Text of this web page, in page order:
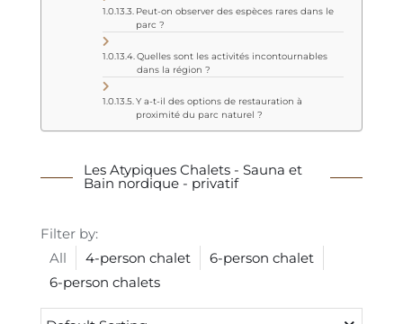
Peut-on observer des espèces rares dans le
parc ?
Quelles sont les activités incontournables
dans la région ?
Y a-t-il des options de restauration à
proximité du parc naturel ?
Les Atypiques Chalets - Sauna et
Bain nordique - privatif
Filter by:
All
4-person chalet
6-person chalet
6-person chalets